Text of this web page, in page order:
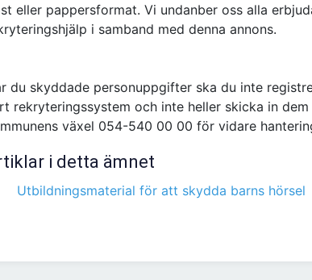
eller pappersformat. Vi undanber oss alla
i samband med denna annons.
du skyddade personuppgifter ska du inte
rekryteringssystem och inte heller skicka in
växel 054-540 00 00 för vidare
i detta ämnet
Utbildningsmaterial för att skydda barns hörsel